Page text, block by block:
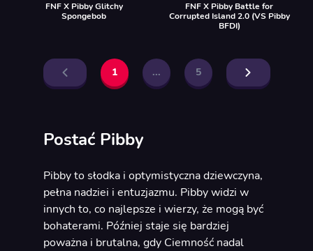
FNF X Pibby Glitchy
Spongebob
FNF X Pibby Battle for
Corrupted Island 2.0 (VS Pibby
BFDI)
1 ... 5
Postać Pibby
Pibby to słodka i optymistyczna dziewczyna,
pełna nadziei i entuzjazmu. Pibby widzi w
innych to, co najlepsze i wierzy, że mogą być
bohaterami. Później staje się bardziej
poważna i brutalna, gdy Ciemność nadal